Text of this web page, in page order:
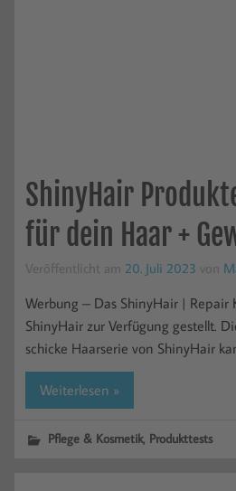
ShinyHair
für dein Haar +
Veröffentlicht am 20. Juli 2023 von
Werbung – Das ShinyHair | Repair
ShinyHair zur Verfügung gestellt.
schicke Haarserie von ShinyHair
Weiterlesen »
Pflege & Kosmetik, Produkttests